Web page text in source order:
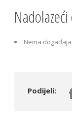
Nema
Podijeli: